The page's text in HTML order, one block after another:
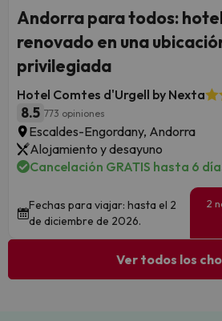
Andorra para todos:
renovado en una
privilegiada
Hotel Comtes d'Urgell by Nexta
8.5 773 opiniones
Escaldes-Engordany, Andorra
Alojamiento y desayuno
Cancelación GRATIS hasta 6
Fechas para viajar: hasta el 2
de diciembre de 2026.
2
Ver todos los